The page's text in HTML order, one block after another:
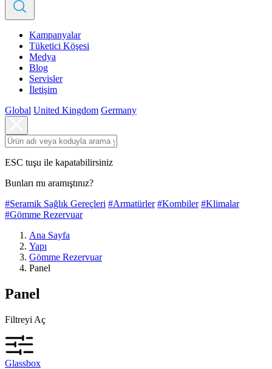
Kampanyalar
Tüketici Köşesi
Medya
Blog
Servisler
İletişim
Global United Kingdom Germany
ESC tuşu ile kapatabilirsiniz
Bunları mı aramıştınız?
#Seramik Sağlık Gereçleri #Armatürler #Kombiler #Klimalar
#Gömme Rezervuar
Ana Sayfa
Yapı
Gömme Rezervuar
Panel
Panel
Filtreyi Aç
Glassbox